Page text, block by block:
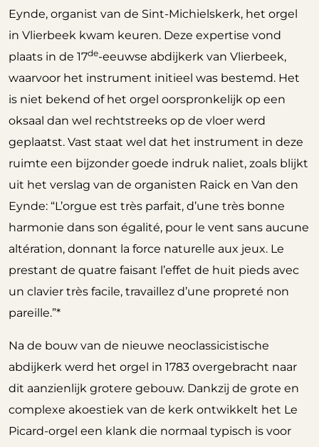
Eynde, organist van de Sint-Michielskerk, het orgel
in Vlierbeek kwam keuren. Deze expertise vond
plaats in de 17de-eeuwse abdijkerk van Vlierbeek,
waarvoor het instrument initieel was bestemd. Het
is niet bekend of het orgel oorspronkelijk op een
oksaal dan wel rechtstreeks op de vloer werd
geplaatst. Vast staat wel dat het instrument in deze
ruimte een bijzonder goede indruk naliet, zoals blijkt
uit het verslag van de organisten Raick en Van den
Eynde: “L’orgue est très parfait, d’une très bonne
harmonie dans son égalité, pour le vent sans aucune
altération, donnant la force naturelle aux jeux. Le
prestant de quatre faisant l’effet de huit pieds avec
un clavier très facile, travaillez d’une propreté non
pareille.”*
Na de bouw van de nieuwe neoclassicistische
abdijkerk werd het orgel in 1783 overgebracht naar
dit aanzienlijk grotere gebouw. Dankzij de grote en
complexe akoestiek van de kerk ontwikkelt het Le
Picard-orgel een klank die normaal typisch is voor